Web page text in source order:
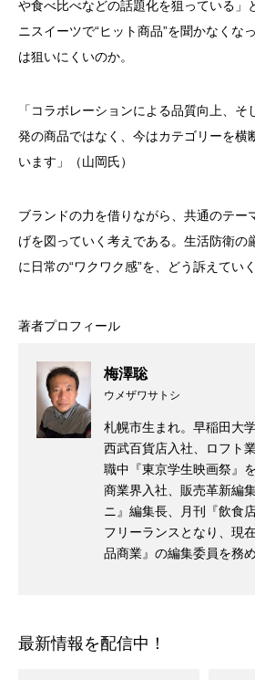
や食べ比べなどの話題化を狙っている」
ニスイーツで“ヒット商品”を聞かなくな
は狙いにくいのか。
「コラボレーションによる品質向上、
発の商品ではなく、今はカテゴリーを横
います」（山岡氏）
ブランドの力を借りながら、共通のテー
げを図っていく考えである。生活防衛の
に日常の“ワクワク感”を、どう訴えてい
著者プロフィール
梅澤聡
ウメザワサトシ
札幌市生まれ。早稲田大
西武百貨店入社、ロフト
職中『東京学生映画祭』
商業界入社、販売革新編
ニ』編集長、月刊『飲食
フリーランスとなり、現
品商業』の編集委員を務め
最新情報を配信中！